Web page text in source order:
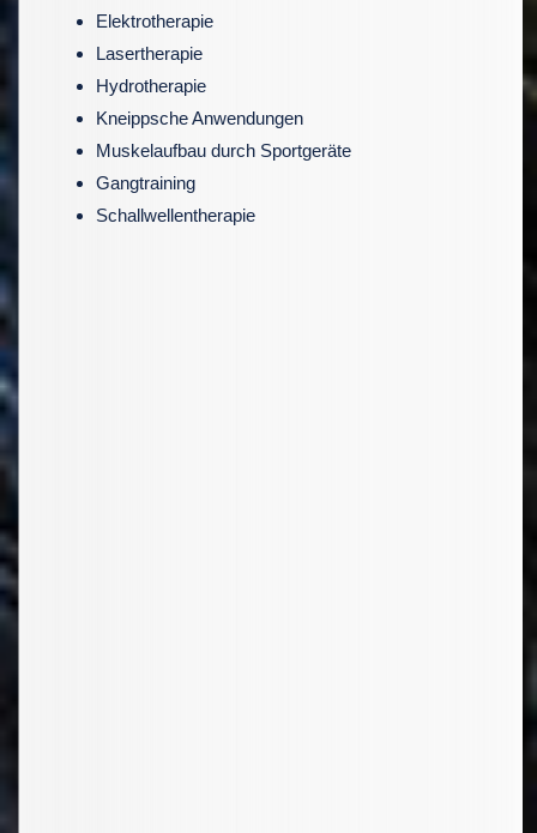
Elektrotherapie
Lasertherapie
Hydrotherapie
Kneippsche Anwendungen
Muskelaufbau durch Sportgeräte
Gangtraining
Schallwellentherapie